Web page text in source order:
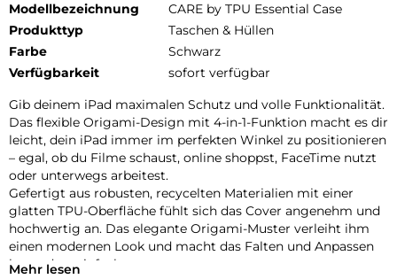
Modellbezeichnung
CARE by TPU Essential Case
Produkttyp
Taschen & Hüllen
Farbe
Schwarz
Verfügbarkeit
sofort verfügbar
Gib deinem iPad maximalen Schutz und volle Funktionalität.
Das flexible Origami-Design mit 4-in-1-Funktion macht es dir
leicht, dein iPad immer im perfekten Winkel zu positionieren
– egal, ob du Filme schaust, online shoppst, FaceTime nutzt
oder unterwegs arbeitest.
Gefertigt aus robusten, recycelten Materialien mit einer
glatten TPU-Oberfläche fühlt sich das Cover angenehm und
hochwertig an. Das elegante Origami-Muster verleiht ihm
einen modernen Look und macht das Falten und Anpassen
besonders einfach.
Mehr lesen